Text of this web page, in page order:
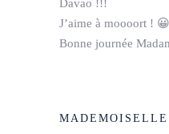
Davao !!!
J’aime à moooort ! 😀
Bonne journée